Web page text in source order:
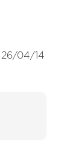
26/04/14